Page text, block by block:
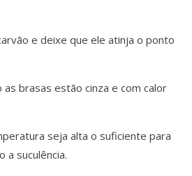
e deixe que ele atinja o ponto
brasas estão cinza e com calor
seja alta o suficiente para
a suculência.